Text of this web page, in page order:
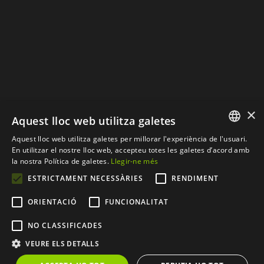
© Copyright 2012 - 2026 |
Web desenvolupada per
els drets resevats
SPANISH
×
Aquest lloc web utilitza galetes
Aquest lloc web utilitza galetes per millorar l'experiència de l'usuari.
En utilitzar el nostre lloc web, accepteu totes les galetes d’acord amb
la nostra Política de galetes. Llegir-ne més
ESTRICTAMENT NECESSÀRIES
RENDIMENT
ORIENTACIÓ FUNCIONALITAT
NO CLASSIFICADES
VEURE ELS DETALLS